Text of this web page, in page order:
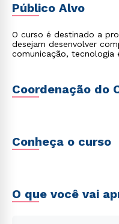
Público Alvo
O curso é destinado a
desejam desenvolver
comunicação, tecnologia
Coordenação do
Conheça o curso
O que você vai